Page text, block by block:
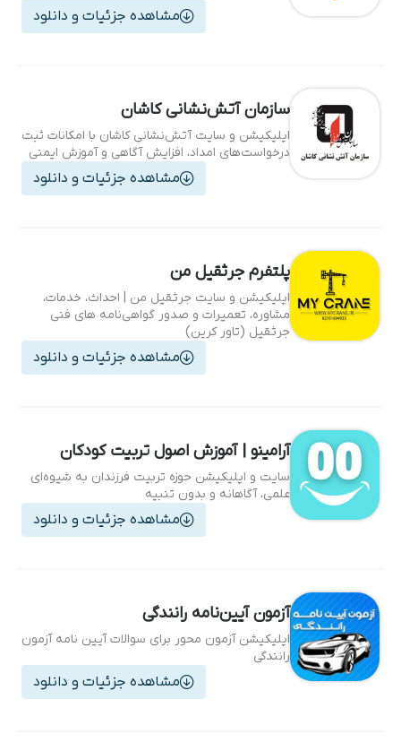
مشاهده جزئیات و دانلود
سازمان آتش‌نشانی کاشان
اپلیکیشن و سایت آتش‌نشانی کاشان با امکانات ثبت
درخواست‌های امداد، افزایش آگاهی و آموزش ایمنی
مشاهده جزئیات و دانلود
پلتفرم جرثقیل من
اپلیکیشن و سایت جرثقیل من | احداث، خدمات،
مشاوره، تعمیرات و صدور گواهی‌نامه های فنی
جرثقیل (تاور کرین)
مشاهده جزئیات و دانلود
آرامینو | آموزش اصول تربیت کودکان
سایت و اپلیکیشن حوزه تربیت فرزندان به شیوه‌ای
علمی، آگاهانه و بدون تنبیه
مشاهده جزئیات و دانلود
آزمون آیین‌نامه رانندگی
اپلیکیشن آزمون محور برای سوالات آیین نامه آزمون
رانندگی
مشاهده جزئیات و دانلود